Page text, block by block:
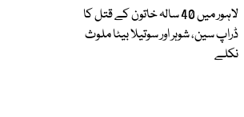
لاہور میں 40 سالہ خاتون کے قتل کا
ڈراپ سین، شوہر اور سوتیلا بیٹا ملوث
نکلے